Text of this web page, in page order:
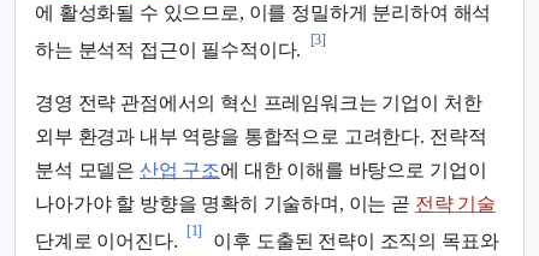
에 활성화될 수 있으므로, 이를 정밀하게 분리하여 해석
하는 분석적 접근이 필수적이다.
[3]
경영 전략 관점에서의 혁신 프레임워크는 기업이 처한
외부 환경과 내부 역량을 통합적으로 고려한다. 전략적
분석 모델은 산업 구조에 대한 이해를 바탕으로 기업이
나아가야 할 방향을 명확히 기술하며, 이는 곧 전략 기술
단계로 이어진다.
[1]
이후 도출된 전략이 조직의 목표와